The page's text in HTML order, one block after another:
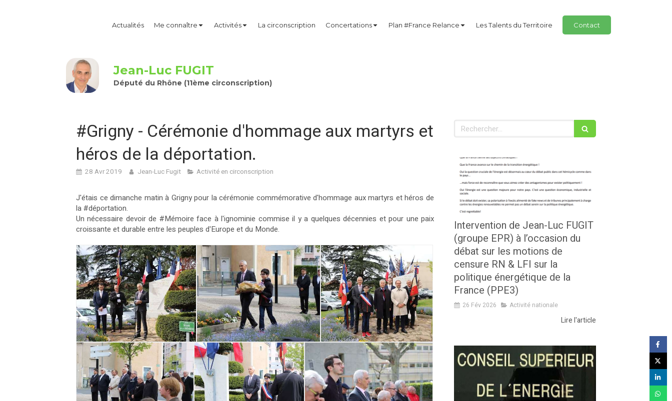
Actualités Me connaître Activités La circonscription Concertations Plan #France Relance Les Talents du Territoire Contact
Jean-Luc FUGIT
Député du Rhône (11ème circonscription)
#Grigny - Cérémonie d'hommage aux martyrs et
héros de la déportation.
28 Avr 2019 Jean-Luc Fugit Activité en circonscription
J'étais ce dimanche matin à Grigny pour la cérémonie commémorative d'hommage aux martyrs et héros de
la#déportation.
Un nécessaire devoir de #Mémoire face à l'ignominie commise il y a quelques décennies et pour une paix
croissante et durable entre les peuples d'Europe et du Monde.
Rechercher
Intervention de Jean-Luc FUGIT
(groupe EPR) à l’occasion du
débat sur les motions de
censure RN & LFI sur la
politique énergétique de la
France (PPE3)
26 Fév 2026 Activité nationale
Lire l'article